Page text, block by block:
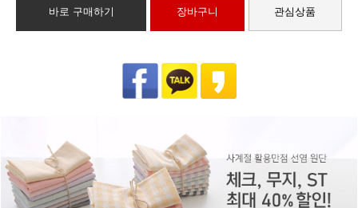
바로 구매하기 장바구니 관심상품